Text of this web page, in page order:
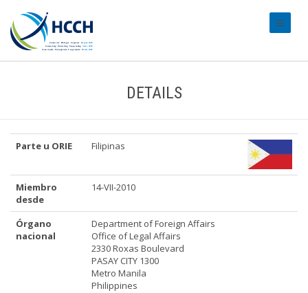
DETAILS
Parte u ORIE Filipinas
Miembro
desde
14-VII-2010
Órgano
nacional
Department of Foreign Affairs
Office of Legal Affairs
2330 Roxas Boulevard
PASAY CITY 1300
Metro Manila
Philippines